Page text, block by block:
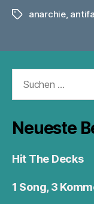
Schlagwörter
anarchie, antifa
nach:
Neueste
Hit The Decks
1 Song, 3